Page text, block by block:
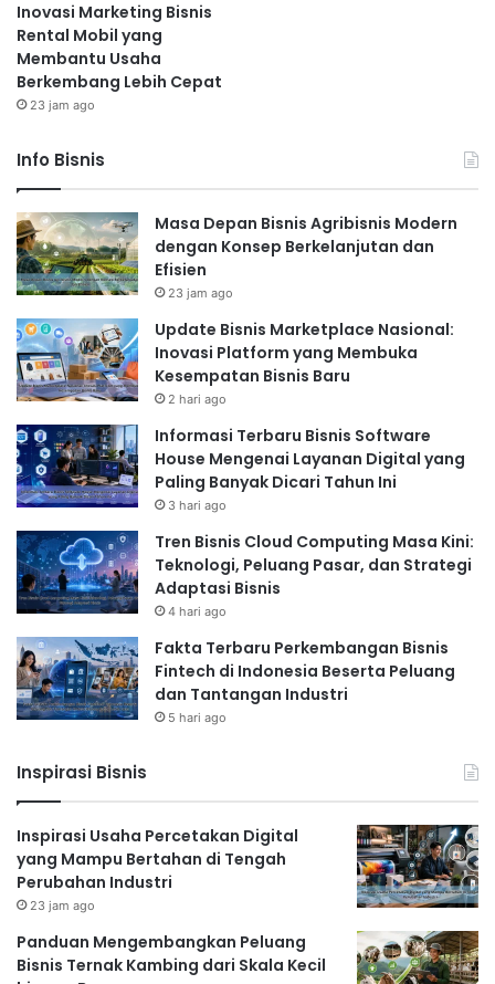
Inovasi Marketing Bisnis
Rental Mobil yang
Membantu Usaha
Berkembang Lebih Cepat
23 jam ago
Info Bisnis
Masa Depan Bisnis Agribisnis Modern
dengan Konsep Berkelanjutan dan
Efisien
23 jam ago
Update Bisnis Marketplace Nasional:
Inovasi Platform yang Membuka
Kesempatan Bisnis Baru
2 hari ago
Informasi Terbaru Bisnis Software
House Mengenai Layanan Digital yang
Paling Banyak Dicari Tahun Ini
3 hari ago
Tren Bisnis Cloud Computing Masa Kini:
Teknologi, Peluang Pasar, dan Strategi
Adaptasi Bisnis
4 hari ago
Fakta Terbaru Perkembangan Bisnis
Fintech di Indonesia Beserta Peluang
dan Tantangan Industri
5 hari ago
Inspirasi Bisnis
Inspirasi Usaha Percetakan Digital
yang Mampu Bertahan di Tengah
Perubahan Industri
23 jam ago
Panduan Mengembangkan Peluang
Bisnis Ternak Kambing dari Skala Kecil